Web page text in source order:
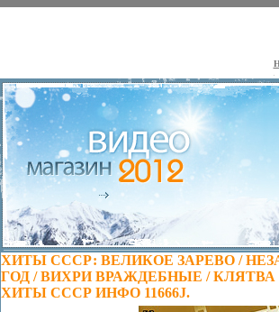
ХИТЫ СССР: ВЕЛИКОЕ ЗАРЕВО /
ГОД / ВИХРИ ВРАЖДЕБНЫЕ / КЛЯТВА
ХИТЫ СССР ИНФО 11666J.